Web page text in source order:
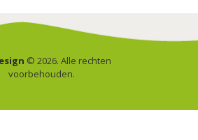
© 2026. Alle rechten
voorbehouden.